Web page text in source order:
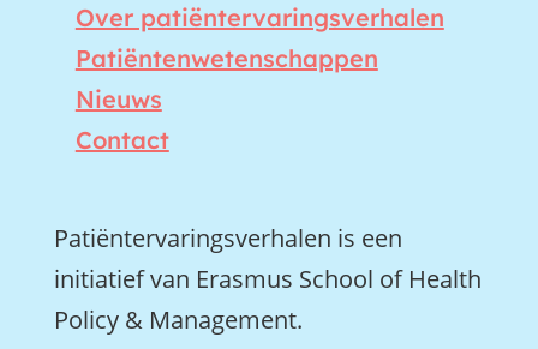
Over patiëntervaringsverhalen
Patiëntenwetenschappen
Nieuws
Contact
Patiëntervaringsverhalen is een
initiatief van Erasmus School of Health
Policy & Management.